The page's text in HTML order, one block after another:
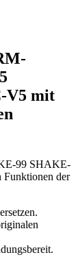
V5 mit
99 SHAKE-
Funktionen der